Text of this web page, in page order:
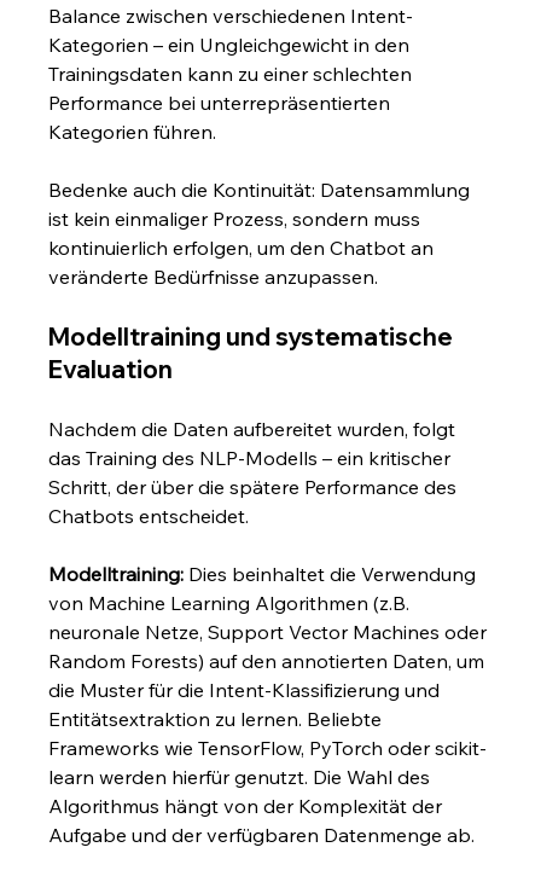
Balance zwischen verschiedenen Intent-
Kategorien – ein Ungleichgewicht in den
Trainingsdaten kann zu einer schlechten
Performance bei unterrepräsentierten
Kategorien führen.
Bedenke auch die Kontinuität: Datensammlung
ist kein einmaliger Prozess, sondern muss
kontinuierlich erfolgen, um den Chatbot an
veränderte Bedürfnisse anzupassen.
Modelltraining und systematische
Evaluation
Nachdem die Daten aufbereitet wurden, folgt
das Training des NLP-Modells – ein kritischer
Schritt, der über die spätere Performance des
Chatbots entscheidet.
Modelltraining: Dies beinhaltet die Verwendung
von Machine Learning Algorithmen (z.B.
neuronale Netze, Support Vector Machines oder
Random Forests) auf den annotierten Daten, um
die Muster für die Intent-Klassifizierung und
Entitätsextraktion zu lernen. Beliebte
Frameworks wie TensorFlow, PyTorch oder scikit-
learn werden hierfür genutzt. Die Wahl des
Algorithmus hängt von der Komplexität der
Aufgabe und der verfügbaren Datenmenge ab.